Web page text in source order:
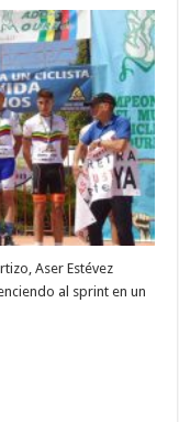
Aser Estévez
al sprint en un